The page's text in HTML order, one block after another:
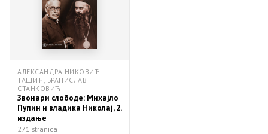
АЛЕКСАНДРА НИКОВИЋ
ТАШИЋ, БРАНИСЛАВ
СТАНКОВИЋ
Звонари слободе: Михајло
Пупин и владика Николај, 2.
издање
271 stranica